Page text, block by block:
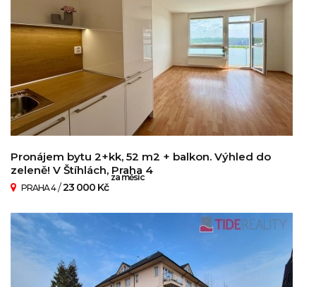
Pronájem bytu 2+kk, 52 m2 + balkon. Výhled do
zeleně! V Štíhlách, Praha 4
PRAHA 4/23 000 Kč
za měsíc